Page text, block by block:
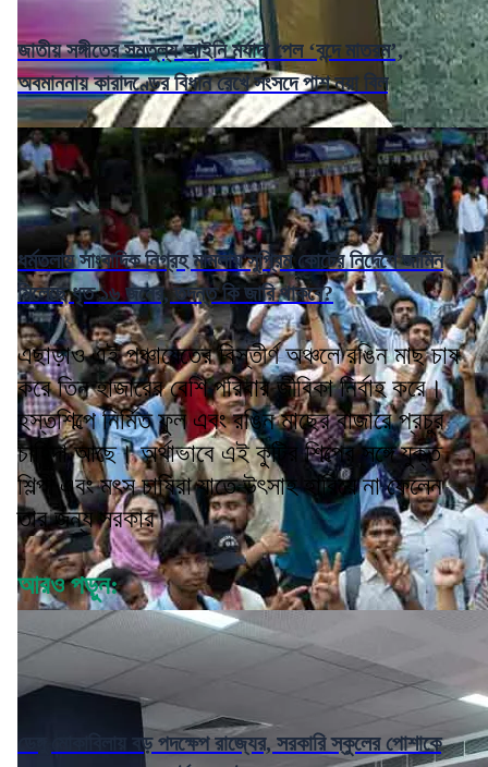
জাতীয় সঙ্গীতের সমতুল্য আইনি মর্যাদা পেল ‘বন্দে মাতরম’,
অবমাননায় কারাদণ্ডের বিধান রেখে সংসদে পাশ নয়া বিল
ধর্মতলায় সাংবাদিক নিগ্রহ মামলায় সুপ্রিম কোর্টের নির্দেশে জামিন
মিলেছে ধৃত ১৬ জনের, তদন্ত কি জারি থাকবে?
এছাড়াও এই পঞ্চায়েতের বিস্তীর্ণ অঞ্চলে রঙিন মাছ চাষ
করে তিন হাজারের বেশি পরিবার জীবিকা নির্বাহ করে।
হস্তশিল্পে নির্মিত ফুল এবং রঙিন মাছের বাজারে প্রচুর
চাহিদা আছে। অর্থাভাবে এই কুটির শিল্পের সঙ্গে যুক্ত
শিল্পী এবং মৎস চাষিরা যাতে উৎসাহ হারিয়ে না ফেলেন
তার জন্য সরকার
আরও পড়ুন:
ডেঙ্গু মোকাবিলায় বড় পদক্ষেপ রাজ্যের, সরকারি স্কুলের পোশাকে